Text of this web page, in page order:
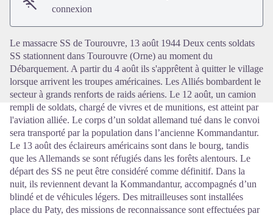
connexion
Le massacre SS de Tourouvre, 13 août 1944 Deux cents soldats
SS stationnent dans Tourouvre (Orne) au moment du
Débarquement. A partir du 4 août ils s'apprêtent à quitter le village
lorsque arrivent les troupes américaines. Les Alliés bombardent le
secteur à grands renforts de raids aériens. Le 12 août, un camion
rempli de soldats, chargé de vivres et de munitions, est atteint par
l'aviation alliée. Le corps d’un soldat allemand tué dans le convoi
sera transporté par la population dans l’ancienne Kommandantur.
Le 13 août des éclaireurs américains sont dans le bourg, tandis
que les Allemands se sont réfugiés dans les forêts alentours. Le
départ des SS ne peut être considéré comme définitif. Dans la
nuit, ils reviennent devant la Kommandantur, accompagnés d’un
blindé et de véhicules légers. Des mitrailleuses sont installées
place du Paty, des missions de reconnaissance sont effectuées par